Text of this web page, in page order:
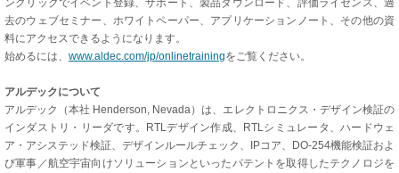
ンクリックでイベント登録、サポート、製品ダウンロード、評価ライセンス、過
去のウェブセミナー、ホワイトペーパー、アプリケーションノート、その他の資
料にアクセスできるようになります。
始めるには、 www.aldec.com/jp/onlinetrainingをご覧ください。
アルデックについて
アルデック（本社 Henderson, Nevada）は、エレクトロニクス・デザイン検証の
インダストリ・リーダです。RTLデザイン作成、RTLシミュレータ、ハードウェ
ア・アシステッド検証、デザインルールチェック、IPコア、DO-254機能検証およ
び軍事／航空宇宙向けソリューションといったパテントを取得したテクノロジを